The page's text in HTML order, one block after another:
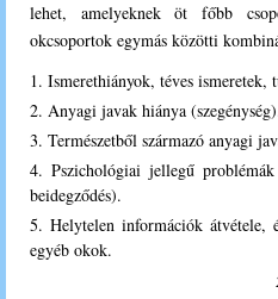
lehet, amelyeknek öt főbb
okcsoportok egymás közötti
1. Ismerethiányok, téves ismeretek,
2. Anyagi javak hiánya
3. Természetből származó anyagi
4. Pszichológiai jellegű
beidegződés).
5. Helytelen információk átvétele,
egyéb okok.